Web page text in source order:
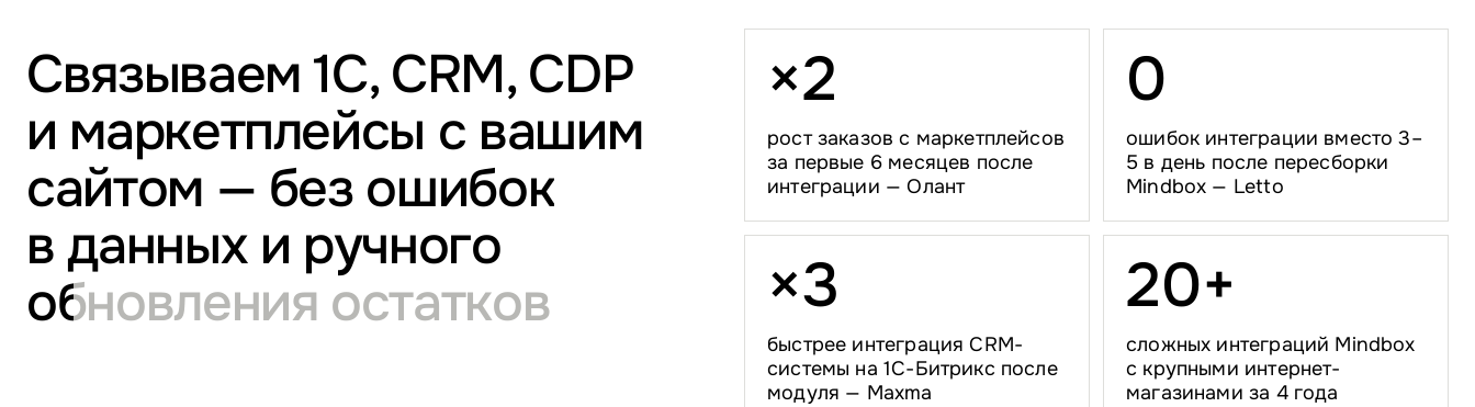
Связываем 1С, CRM, CDP
и маркетплейсы с вашим
сайтом — без ошибок
в данных и ручного
обновления остатков
×2
рост заказов с маркетплейсов
за первые 6 месяцев после
интеграции — Олант
0
ошибок интеграции вместо 3–
5 в день после пересборки
Mindbox — Letto
×3
быстрее интеграция CRM-
системы на 1С-Битрикс после
модуля — Maxma
20+
сложных интеграций Mindbox
с крупными интернет-
магазинами за 4 года